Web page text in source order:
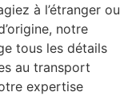
à l’étranger ou
notre
tous les détails
au transport
expertise